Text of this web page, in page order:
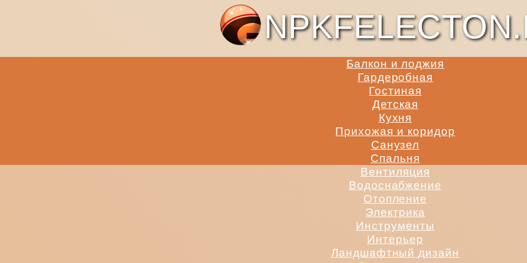
Балкон и лоджия
Гардеробная
Гостиная
Детская
Кухня
Прихожая и коридор
Санузел
Спальня
Вентиляция
Водоснабжение
Отопление
Электрика
Инструменты
Интерьер
Ландшафтный дизайн